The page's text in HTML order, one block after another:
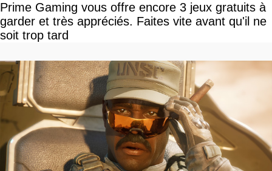
Prime Gaming vous offre encore 3 jeux gratuits à
garder et très appréciés. Faites vite avant qu'il ne
soit trop tard